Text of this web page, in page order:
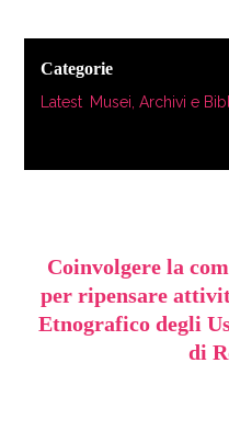
Categorie
Latest, Musei, Archivi e
Coinvolgere la
per ripensare
Etnografico degli
di